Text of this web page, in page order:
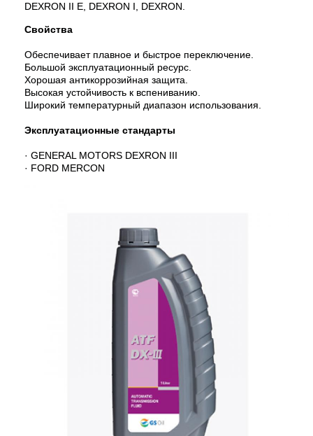
DEXRON II Е, DEXRON I, DEXRON.
Свойства
Обеспечивает плавное и быстрое переключение.
Большой эксплуатационный ресурс.
Хорошая антикоррозийная защита.
Высокая устойчивость к вспениванию.
Широкий температурный диапазон использования.
Эксплуатационные стандарты
· GENERAL MOTORS DEXRON III
· FORD MERCON